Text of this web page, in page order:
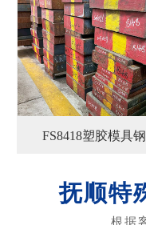
FS8418塑胶模具钢